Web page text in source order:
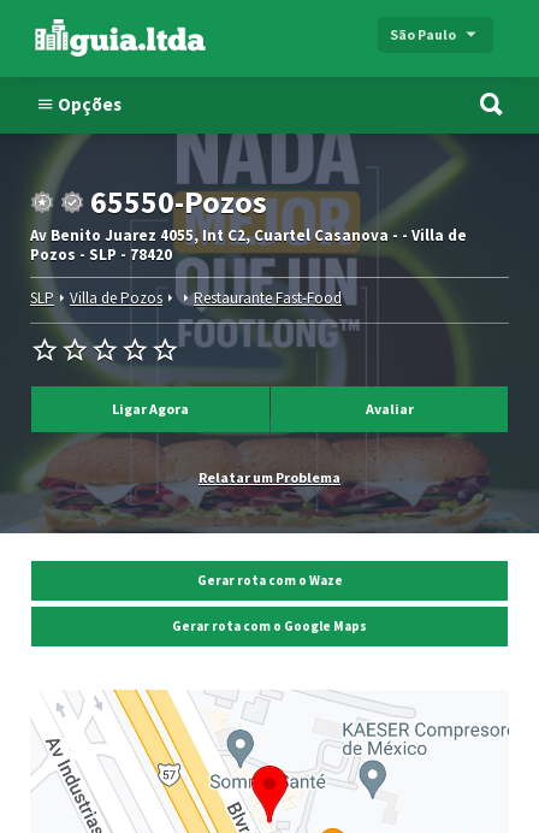
São Paulo
Opções
65550-Pozos
Av Benito Juarez 4055, Int C2, Cuartel Casanova - - Villa de
Pozos - SLP - 78420
SLP Villa de Pozos Restaurante Fast-Food
Ligar Agora Avaliar
Relatar um Problema
Gerar rota com o Waze
Gerar rota com o Google Maps